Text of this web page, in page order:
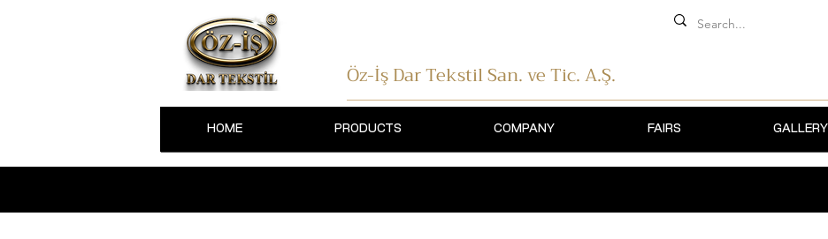
Öz-İş Dar TekstilSan. ve Tic. A.Ş.
HOME PRODUCTS COMPANY FAIRS GALLERY